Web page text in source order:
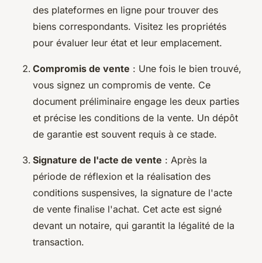
des plateformes en ligne pour trouver des
biens correspondants. Visitez les propriétés
pour évaluer leur état et leur emplacement.
Compromis de vente : Une fois le bien trouvé,
vous signez un compromis de vente. Ce
document préliminaire engage les deux parties
et précise les conditions de la vente. Un dépôt
de garantie est souvent requis à ce stade.
Signature de l'acte de vente : Après la
période de réflexion et la réalisation des
conditions suspensives, la signature de l'acte
de vente finalise l'achat. Cet acte est signé
devant un notaire, qui garantit la légalité de la
transaction.